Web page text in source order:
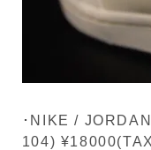
･NIKE /
104)